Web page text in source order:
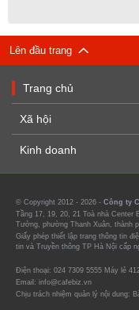
Lên đầu trang
Trang chủ
Xã hội
Kinh doanh
© Copyright 2012 - 2026 - Công ty
Tầng 17, 19, 20, 21 Toà nhà Center
Tưởng, phường Thanh Xuân, thành
Giấy phép thiết lập trang thông tin
tin và Truyền thông TP Hà Nội cấp
Điện thoại: 024 7309 5555 Máy lẻ
Email: info@cafebiz.vn
Chịu trách nhiệm quản lý nội dung: